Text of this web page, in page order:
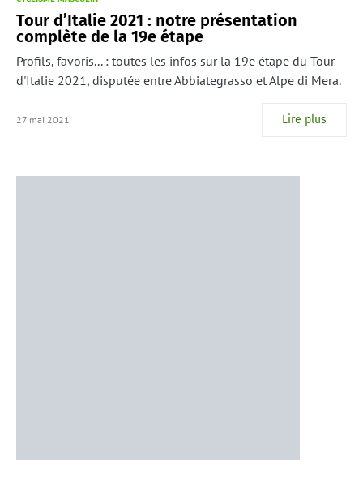
Tour d’Italie 2021 : notre présentation
complète de la 19e étape
Profils, favoris... : toutes les infos sur la 19e étape du Tour
d'Italie 2021, disputée entre Abbiategrasso et Alpe di Mera.
27 mai 2021 Lire plus